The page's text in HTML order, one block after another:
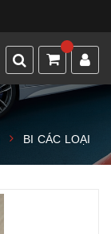
BI CÁC LOẠI